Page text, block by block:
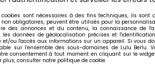
Disvenda
LES 3
49,99
cookies sont nécessaires à des fins techniques, ils sont
non obligatoires, peuvent être utilisés pour la
des annonces et du contenu, la connaissance de
les données de géolocalisation précises et
et/ou l'accès aux informations sur un appareil. Si vous
sur l’ensemble des sous-domaines de Lulu Berlu.
consentement à tout moment en cliquant sur le
plus, consulter notre politique de cookie.